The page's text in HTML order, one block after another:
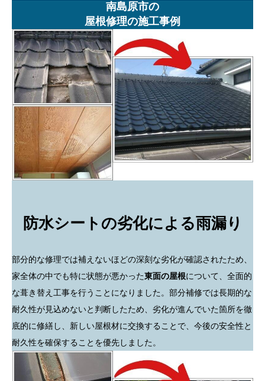
南島原市の
屋根修理の施工事例
防水シートの劣化による雨漏り
部分的な修理では補えないほどの深刻な劣化が確認されたため、
家全体の中でも特に状態が悪かった東面の屋根について、全面的
な葺き替え工事を行うことになりました。部分補修では長期的な
耐久性が見込めないと判断したため、劣化が進んでいた箇所を徹
底的に修繕し、新しい屋根材に交換することで、今後の安全性と
耐久性を確保することを優先しました。